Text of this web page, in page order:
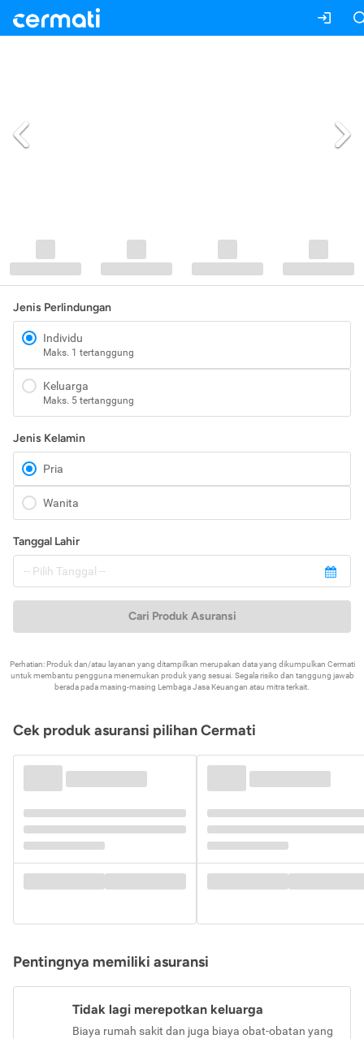
Jenis Perlindungan
Individu
Maks. 1 tertanggung
Keluarga
Maks. 5 tertanggung
Jenis Kelamin
Pria
Wanita
Tanggal Lahir
Cari Produk Asuransi
Perhatian: Produk dan/atau layanan yang ditampilkan merupakan data yang dikumpulkan Cermati
untuk membantu pengguna menemukan produk yang sesuai. Segala risiko dan tanggung jawab
berada pada masing-masing Lembaga Jasa Keuangan atau mitra terkait.
Cek produk asuransi pilihan Cermati
Pentingnya memiliki asuransi
Tidak lagi merepotkan keluarga
Biaya rumah sakit dan juga biaya obat-obatan yang